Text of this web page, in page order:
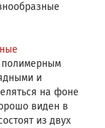
и
на фоне
виден в
из двух